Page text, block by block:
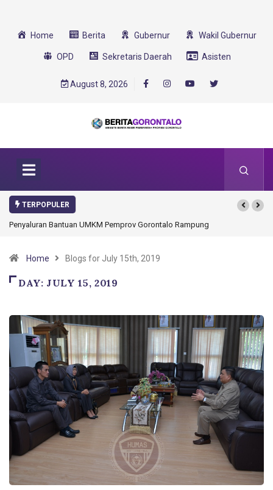
Home Berita Gubernur Wakil Gubernur
OPD Sekretaris Daerah Asisten
August 8, 2026
TERPOPULER
Gorontalo Ikut Dukung Program SMA Unggul Garuda Transformasi 2025
Home Blogs for July 15th, 2019
DAY: JULY 15, 2019